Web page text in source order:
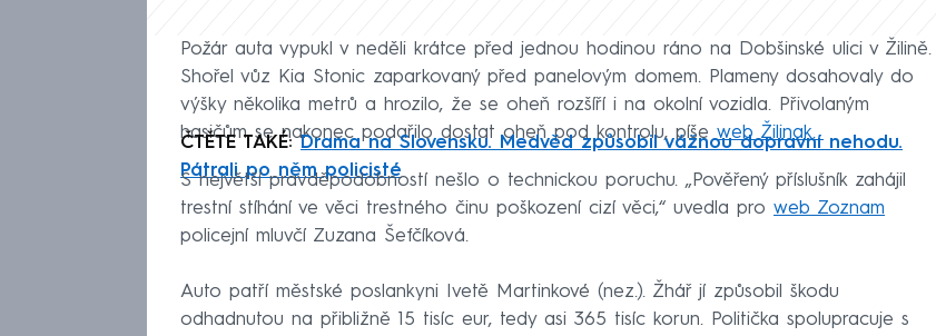
Požár auta vypukl v neděli krátce před jednou hodinou ráno na Dobšinské ulici v Žilině.
Shořel vůz Kia Stonic zaparkovaný před panelovým domem. Plameny dosahovaly do
výšky několika metrů a hrozilo, že se oheň rozšíří i na okolní vozidla. Přivolaným
hasičům se nakonec podařilo dostat oheň pod kontrolu, píše web Žilinak.
ČTĚTE TAKÉ:Drama na Slovensku. Medvěd způsobil vážnou dopravní nehodu.
Pátrali po něm policisté
S největší pravděpodobností nešlo o technickou poruchu. „Pověřený příslušník zahájil
trestní stíhání ve věci trestného činu poškození cizí věci,“ uvedla pro web Zoznam
policejní mluvčí Zuzana Šefčíková.
Auto patří městské poslankyni Ivetě Martinkové (nez.). Žhář jí způsobil škodu
odhadnutou na přibližně 15 tisíc eur, tedy asi 365 tisíc korun. Politička spolupracuje s